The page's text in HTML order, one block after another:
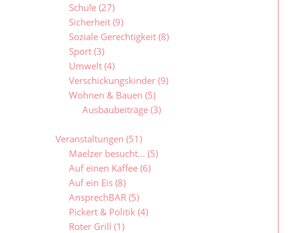
Schule (27)
Sicherheit (9)
Soziale Gerechtigkeit (8)
Sport (3)
Umwelt (4)
Verschickungskinder (9)
Wohnen & Bauen (5)
Ausbaubeiträge (3)
Veranstaltungen (51)
Maelzer besucht... (5)
Auf einen Kaffee (6)
Auf ein Eis (8)
AnsprechBAR (5)
Pickert & Politik (4)
Roter Grill (1)